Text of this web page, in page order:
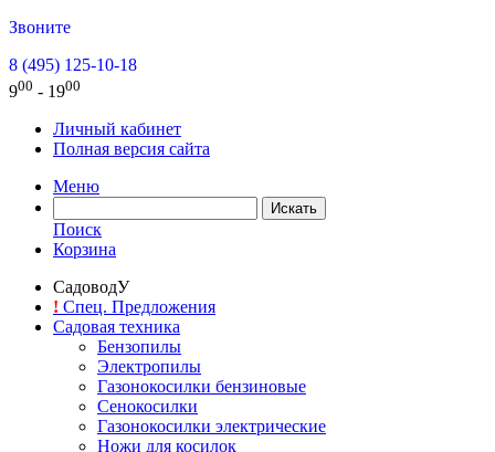
Звоните
8 (495) 125-10-18
900 - 1900
Личный кабинет
Полная версия сайта
Меню
Поиск
Корзина
СадоводУ
! Спец. Предложения
Садовая техника
Бензопилы
Электропилы
Газонокосилки бензиновые
Сенокосилки
Газонокосилки электрические
Ножи для косилок